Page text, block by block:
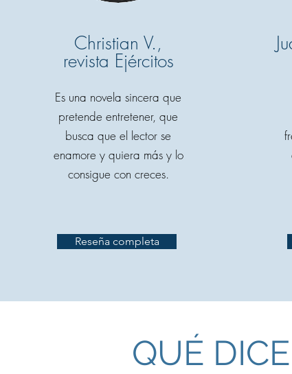
Christian V.,
revista Ejércitos
Es una novela sincera que
pretende entretener, que
busca que el lector se
enamore y quiera más y lo
consigue con creces.
Reseña completa
QUÉ